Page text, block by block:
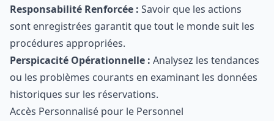
Responsabilité Renforcée : Savoir que les actions
sont enregistrées garantit que tout le monde suit les
procédures appropriées.
Perspicacité Opérationnelle : Analysez les tendances
ou les problèmes courants en examinant les données
historiques sur les réservations.
Accès Personnalisé pour le Personnel